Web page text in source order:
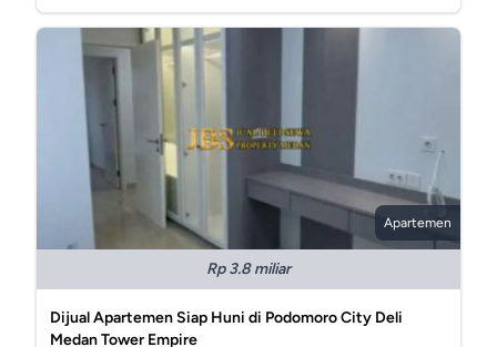
Apartemen
Rp 3.8 miliar
Dijual Apartemen Siap Huni di Podomoro City Deli
Medan Tower Empire